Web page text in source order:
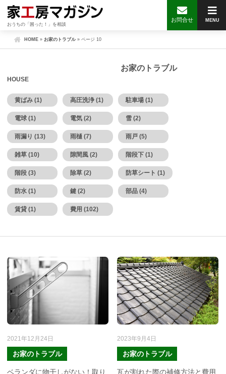
おうちの「困った！」を相談
MENU
お問合せ
HOME » お家のトラブル » ページ 10
お家のトラブル
HOUSE
黄ばみ (1) 高圧洗浄 (1) 駐車場 (1)
電球 (1) 電気 (2) 雪 (2)
雨漏り (13) 雨樋 (7) 雨戸 (5)
雑草 (10) 隙間風 (2) 階段下 (1)
階段 (3) 除草 (2) 防草シート (1)
防水 (1) 鍵 (2) 部品 (4)
賃貸 (1) 費用 (102)
2021年12月24日
お家のトラブル
ベランダに物干しがない！取り
2023年9月4日
お家のトラブル
瓦が割れた際の補修方法と費用